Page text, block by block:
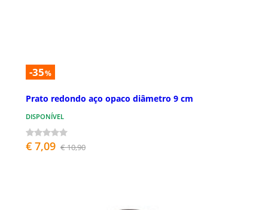
-35%
Prato redondo aço opaco diâmetro 9 cm
DISPONÍVEL
€ 7,09 € 10,90